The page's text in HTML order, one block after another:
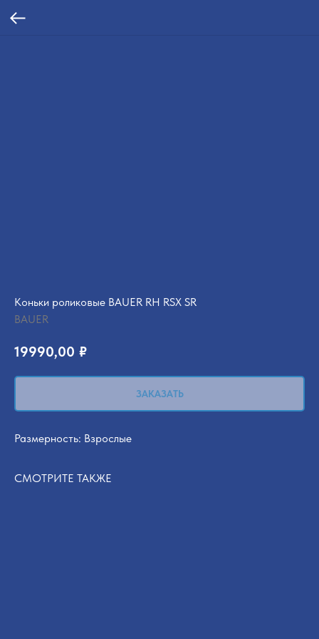
Коньки роликовые BAUER RH RSX SR
BAUER
19990,00 ₽
ЗАКАЗАТЬ
Размерность: Взрослые
СМОТРИТЕ ТАКЖЕ